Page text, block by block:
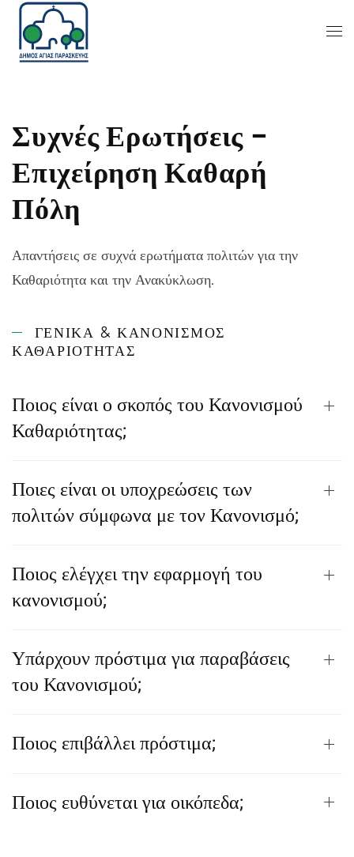
Συχνές Ερωτήσεις –
Επιχείρηση Καθαρή
Πόλη
Απαντήσεις σε συχνά ερωτήματα πολιτών για την
Καθαριότητα και την Ανακύκλωση.
ΓΕΝΙΚΆ & ΚΑΝΟΝΙΣΜΌΣ
ΚΑΘΑΡΙΌΤΗΤΑΣ
Ποιος είναι ο σκοπός του Κανονισμού
Καθαριότητας;
Ποιες είναι οι υποχρεώσεις των
πολιτών σύμφωνα με τον Κανονισμό;
Ποιος ελέγχει την εφαρμογή του
κανονισμού;
Υπάρχουν πρόστιμα για παραβάσεις
του Κανονισμού;
Ποιος επιβάλλει πρόστιμα;
Ποιος ευθύνεται για οικόπεδα;